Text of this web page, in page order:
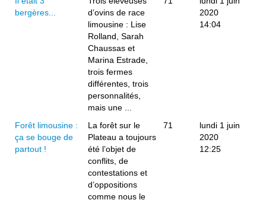
bergères...
d’ovins de race
limousine : Lise
Rolland, Sarah
Chaussas et
Marina Estrade,
trois fermes
différentes, trois
personnalités,
mais une ...
2020
14:04
Forêt limousine :
ça se bouge de
partout !
La forêt sur le
Plateau a toujours
été l’objet de
conflits, de
contestations et
d’oppositions
comme nous le
71
lundi 1 juin
2020
12:25